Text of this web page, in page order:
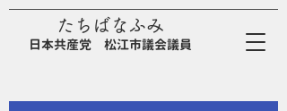
たちばなふみ
日本共産党 松江市議会議員